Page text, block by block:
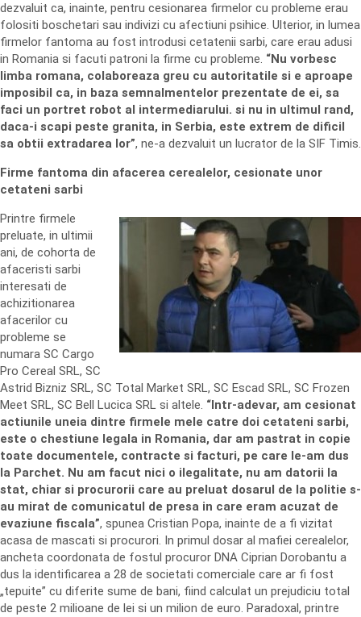
dezvaluit ca, inainte, pentru cesionarea firmelor cu probleme erau
folositi boschetari sau indivizi cu afectiuni psihice. Ulterior, in lumea
firmelor fantoma au fost introdusi cetatenii sarbi, care erau adusi
in Romania si facuti patroni la firme cu probleme. “Nu vorbesc
limba romana, colaboreaza greu cu autoritatile si e aproape
imposibil ca, in baza semnalmentelor prezentate de ei, sa
faci un portret robot al intermediarului. si nu in ultimul rand,
daca-i scapi peste granita, in Serbia, este extrem de dificil
sa obtii extradarea lor”, ne-a dezvaluit un lucrator de la SIF Timis.
Firme fantoma din afacerea cerealelor, cesionate unor
cetateni sarbi
Printre firmele
preluate, in ultimii
ani, de cohorta de
afaceristi sarbi
interesati de
achizitionarea
afacerilor cu
probleme se
numara SC Cargo
Pro Cereal SRL, SC
Astrid Bizniz SRL, SC Total Market SRL, SC Escad SRL, SC Frozen
Meet SRL, SC Bell Lucica SRL si altele. “Intr-adevar, am cesionat
actiunile uneia dintre firmele mele catre doi cetateni sarbi,
este o chestiune legala in Romania, dar am pastrat in copie
toate documentele, contracte si facturi, pe care le-am dus
la Parchet. Nu am facut nici o ilegalitate, nu am datorii la
stat, chiar si procurorii care au preluat dosarul de la politie s-
au mirat de comunicatul de presa in care eram acuzat de
evaziune fiscala”, spunea Cristian Popa, inainte de a fi vizitat
acasa de mascati si procurori. In primul dosar al mafiei cerealelor,
ancheta coordonata de fostul procuror DNA Ciprian Dorobantu a
dus la identificarea a 28 de societati comerciale care ar fi fost
„tepuite” cu diferite sume de bani, fiind calculat un prejudiciu total
de peste 2 milioane de lei si un milion de euro. Paradoxal, printre